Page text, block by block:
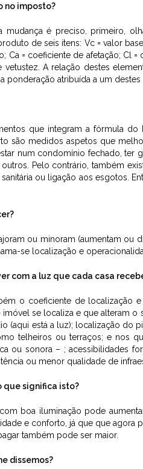
no imposto?
mudança é preciso, primeiro,
de seis itens: Vc = valor
Ca = coeficiente de afetação; Cl
vetustez. A relação destes
ponderação atribuída a um
que integram a fórmula
são medidos aspetos que
num condomínio fechado, ter
outros. Pelo contrário, também
ou ligação aos esgotos.
ou minoram (aumentam ou
se localização e
com a luz que cada casa
o coeficiente de localização
se localiza e que alteram o
(aqui está a luz); localização do
telheiros ou terraços; e nos
ou sonora – ; acessibilidades
ou menor qualidade de
que significa isto?
boa iluminação pode
e conforto, já que que agora
também pode ser maior.
dissemos?